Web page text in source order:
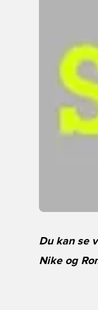
Du kan se
Nike og